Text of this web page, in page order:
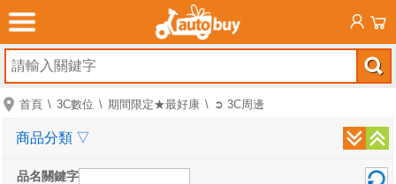
首頁 3C數位 期間限定★最好康 ➲ 3C周邊
品名關鍵字
商品分類 ▽